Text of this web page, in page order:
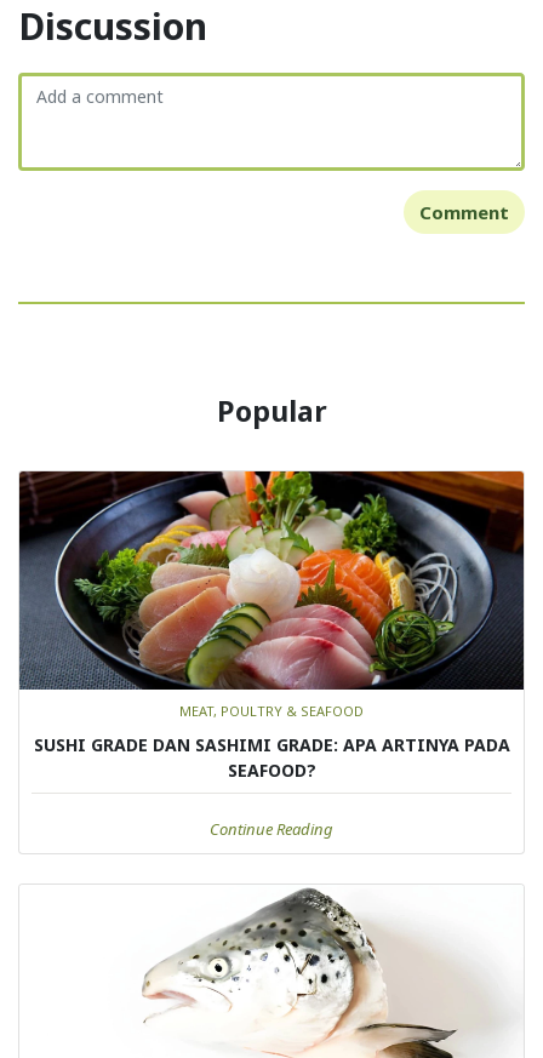
Discussion
Comment
Popular
MEAT, POULTRY & SEAFOOD
SUSHI GRADE DAN SASHIMI GRADE: APA ARTINYA PADA
SEAFOOD?
Continue Reading